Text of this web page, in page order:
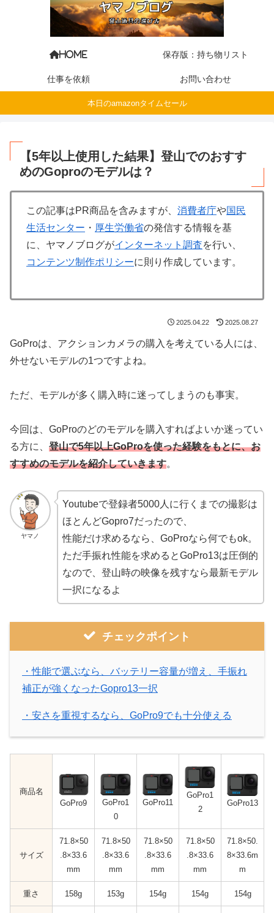
HOME 保存版：持ち物リスト
仕事を依頼 お問い合わせ
本日のamazonタイムセール
【5年以上使用した結果】登山でのおすす
めのGoproのモデルは？
この記事はPR商品を含みますが、 消費者庁や国民
生活センター ・ 厚生労働省の発信する情報を基
に、ヤマノブログがインターネット調査を行い、
コンテンツ制作ポリシーに則り作成しています。
2025.04.22 2025.08.27
GoProは、アクションカメラの購入を考えている人には、
外せないモデルの1つですよね。
ただ、モデルが多く購入時に迷ってしまうのも事実。
今回は、GoProのどのモデルを購入すればよいか迷ってい
る方に、 登山で5年以上GoProを使った経験をもとに、お
すすめのモデルを紹介していきます。
ヤマノ
Youtubeで登録者5000人に行くまでの撮影は
ほとんどGopro7だったので、
性能だけ求めるなら、GoProなら何でもok。
ただ手振れ性能を求めるとGoPro13は圧倒的
なので、登山時の映像を残すなら最新モデル
一択になるよ
チェックポイント
・性能で選ぶなら、バッテリー容量が増え、手振れ
補正が強くなったGopro13一択
・安さを重視するなら、GoPro9でも十分使える
商品名
GoPro9
GoPro1
0
GoPro11
GoPro1
2
GoPro13
サイズ
71.8×50
.8×33.6
mm
71.8×50
.8×33.6
mm
71.8×50
.8×33.6
mm
71.8×50
.8×33.6
mm
71.8×50.
8×33.6m
m
重さ 158g 153g 154g 154g 154g